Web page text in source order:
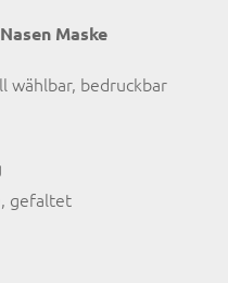
Maske
wählbar, bedruckbar
gefaltet